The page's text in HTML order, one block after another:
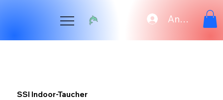
Anmelden
SSI Indoor-Taucher